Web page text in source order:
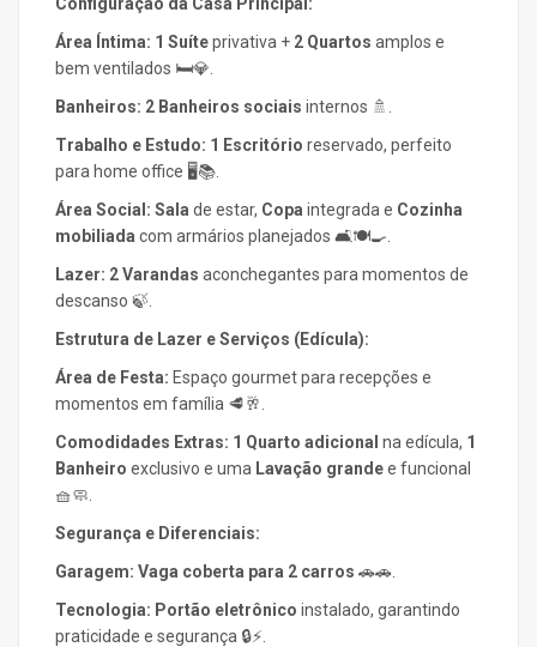
Área Íntima: 1 Suíteprivativa + 2 Quartos amplos e
bem ventilados 🛏️💎.
Banheiros: 2 Banheiros sociais internos 🚿.
Trabalho e Estudo: 1 Escritório reservado, perfeito
para home office 🖥️📚.
Área Social: Sala de estar, Copa integrada e Cozinha
mobiliada com armários planejados 🛋️🍽️🍳.
Lazer: 2 Varandas aconchegantes para momentos de
descanso 🍃.
Estrutura de Lazer e Serviços (Edícula):
Área de Festa: Espaço gourmet para recepções e
momentos em família 🥩🥂.
Comodidades Extras: 1 Quarto adicional na edícula, 1
Banheiro exclusivo e uma Lavação grandee funcional
🧺🧼.
Segurança e Diferenciais:
Garagem: Vaga coberta para 2 carros 🚗🚗.
Tecnologia: Portão eletrônico instalado, garantindo
praticidade e segurança 🔒⚡.